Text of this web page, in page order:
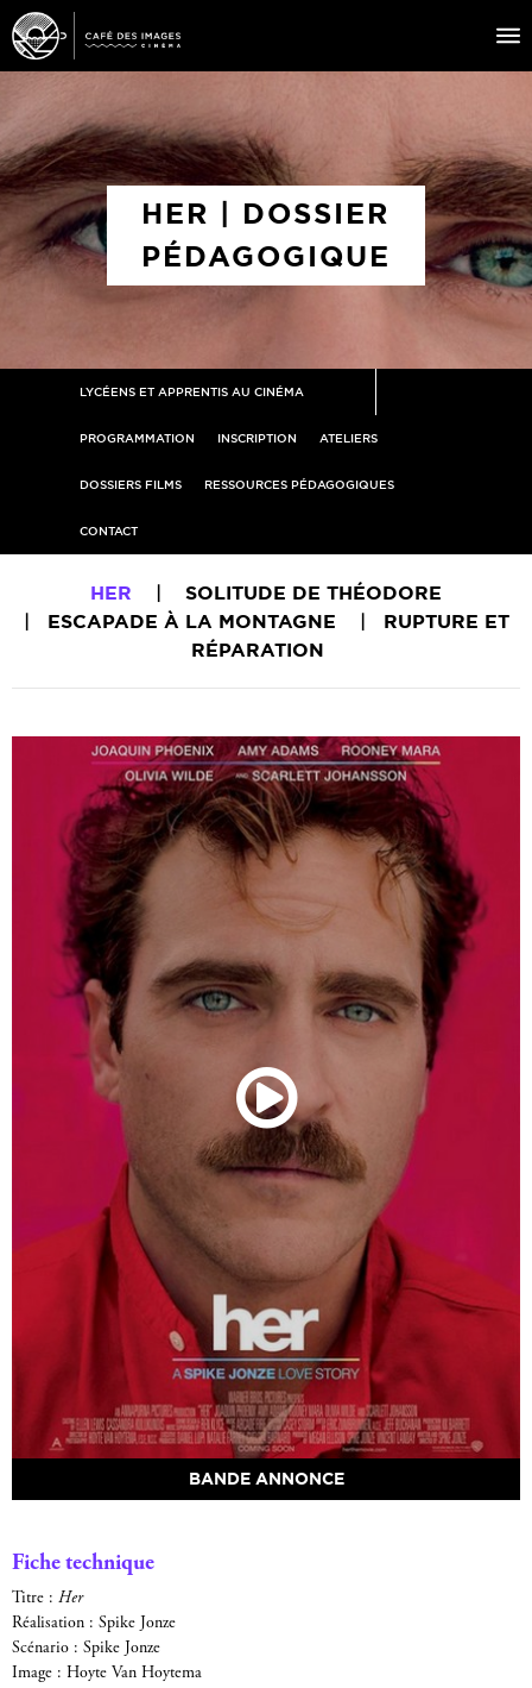
À L’AFFICHE
ÉVÉNEMENTS
ÉDUCATION AUX IMAGES
HER | DOSSIER
PÉDAGOGIQUE
LYCÉENS ET APPRENTIS AU CINÉMA
PROGRAMMATION INSCRIPTION ATELIERS
DOSSIERS FILMS RESSOURCES PÉDAGOGIQUES
CONTACT
HER |
SOLITUDE DE THÉODORE
|
ESCAPADE À LA MONTAGNE |
RUPTURE ET
RÉPARATION
BANDE ANNONCE
Fiche technique
Titre : Her
Réalisation : Spike Jonze
Scénario : Spike Jonze
Image : Hoyte Van Hoytema